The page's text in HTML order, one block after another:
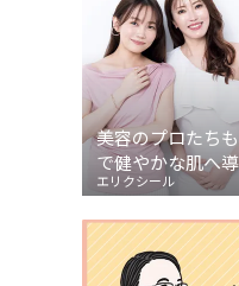
美容のプロたち
で健やかな肌へ
エリクシール